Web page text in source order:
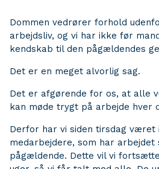
Dommen vedrører forhold
arbejdsliv, og vi har ikke før
kendskab til den pågældendes
Det er en meget alvorlig sag.
Det er afgørende for os, at alle
kan møde trygt på arbejde hver
Derfor har vi siden tirsdag været
medarbejdere, som har arbejdet
pågældende. Dette vil vi